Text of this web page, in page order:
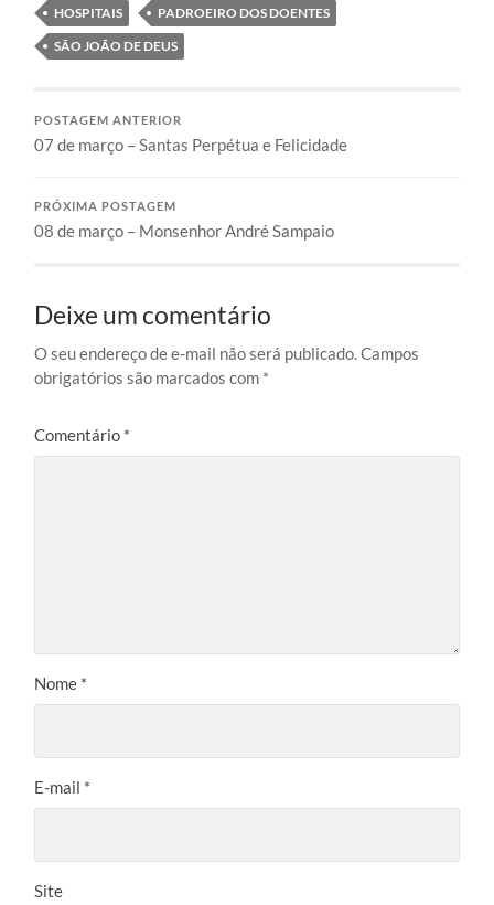
HOSPITAIS
PADROEIRO DOS DOENTES
SÃO JOÃO DE DEUS
POSTAGEM ANTERIOR
07 de março – Santas Perpétua e Felicidade
PRÓXIMA POSTAGEM
08 de março – Monsenhor André Sampaio
Deixe um comentário
O seu endereço de e-mail não será publicado.Campos
obrigatórios são marcados com *
Comentário *
Nome *
E-mail *
Site